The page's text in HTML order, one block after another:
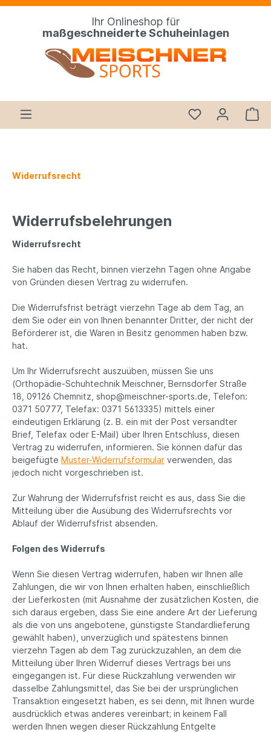
Ihr Onlineshop für
maßgeschneiderte Schuheinlagen
Widerrufsrecht
Widerrufsbelehrungen
Widerrufsrecht
Sie haben das Recht, binnen vierzehn Tagen ohne Angabe
von Gründen diesen Vertrag zu widerrufen.
Die Widerrufsfrist beträgt vierzehn Tage ab dem Tag, an
dem Sie oder ein von Ihnen benannter Dritter, der nicht der
Beförderer ist, die Waren in Besitz genommen haben bzw.
hat.
Um Ihr Widerrufsrecht auszuüben, müssen Sie uns
(Orthopädie-Schuhtechnik Meischner, Bernsdorfer Straße
18, 09126 Chemnitz, shop@meischner-sports.de, Telefon:
0371 50777, Telefax: 0371 5613335) mittels einer
eindeutigen Erklärung (z. B. ein mit der Post versandter
Brief, Telefax oder E-Mail) über Ihren Entschluss, diesen
Vertrag zu widerrufen, informieren. Sie können dafür das
beigefügte Muster-Widerrufsformular verwenden, das
jedoch nicht vorgeschrieben ist.
Zur Wahrung der Widerrufsfrist reicht es aus, dass Sie die
Mitteilung über die Ausübung des Widerrufsrechts vor
Ablauf der Widerrufsfrist absenden.
Folgen des Widerrufs
Wenn Sie diesen Vertrag widerrufen, haben wir Ihnen alle
Zahlungen, die wir von Ihnen erhalten haben, einschließlich
der Lieferkosten (mit Ausnahme der zusätzlichen Kosten, die
sich daraus ergeben, dass Sie eine andere Art der Lieferung
als die von uns angebotene, günstigste Standardlieferung
gewählt haben), unverzüglich und spätestens binnen
vierzehn Tagen ab dem Tag zurückzuzahlen, an dem die
Mitteilung über Ihren Widerruf dieses Vertrags bei uns
eingegangen ist. Für diese Rückzahlung verwenden wir
dasselbe Zahlungsmittel, das Sie bei der ursprünglichen
Transaktion eingesetzt haben, es sei denn, mit Ihnen wurde
ausdrücklich etwas anderes vereinbart; in keinem Fall
werden Ihnen wegen dieser Rückzahlung Entgelte